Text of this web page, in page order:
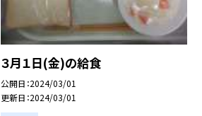
３月１日(金)の給食
公開日 2024/03/01
更新日 2024/03/01